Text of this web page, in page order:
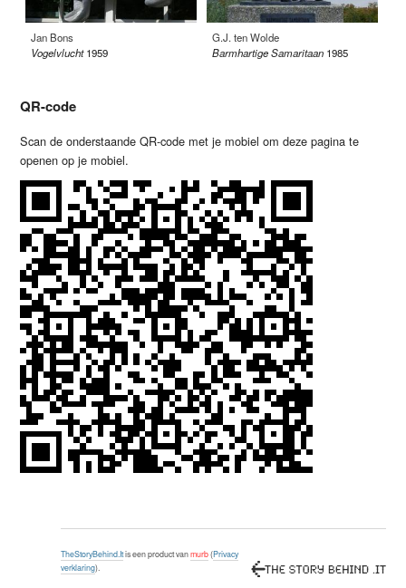
Jan Bons
Vogelvlucht 1959
G.J. ten Wolde
Barmhartige Samaritaan 1985
QR-code
Scan de onderstaande QR-code met je mobiel om deze pagina te
openen op je mobiel.
TheStoryBehind.Itis een product vanmurb(Privacy
verklaring).